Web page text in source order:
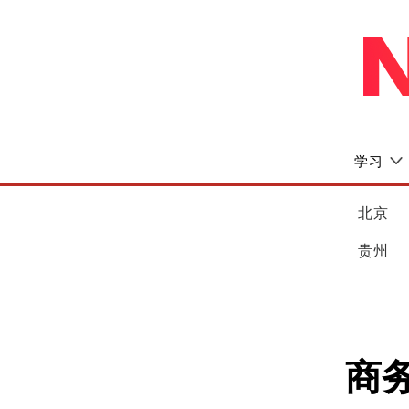
学习
北京
贵州
商